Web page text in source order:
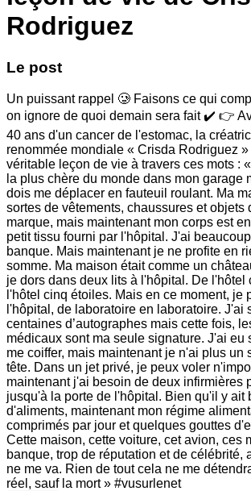
Rodriguez
Le post
Un puissant rappel 🥲 Faisons ce qui
on ignore de quoi demain sera fait ✔️ 👉
40 ans d'un cancer de l'estomac, la
renommée mondiale « Crisda Rodriguez
véritable leçon de vie à travers ces mots :
la plus chère du monde dans mon garage
dois me déplacer en fauteuil roulant. Ma
sortes de vêtements, chaussures et objets
marque, mais maintenant mon corps est
petit tissu fourni par l'hôpital. J'ai
banque. Mais maintenant je ne profite en
somme. Ma maison était comme un
je dors dans deux lits à l'hôpital. De l'hôtel
l'hôtel cinq étoiles. Mais en ce moment, je
l'hôpital, de laboratoire en laboratoire. J'ai
centaines d’autographes mais cette fois,
médicaux sont ma seule signature. J'ai eu
me coiffer, mais maintenant je n'ai plus un
tête. Dans un jet privé, je peux voler
maintenant j'ai besoin de deux infirmières
jusqu'à la porte de l'hôpital. Bien qu'il y ait
d'aliments, maintenant mon régime
comprimés par jour et quelques gouttes
Cette maison, cette voiture, cet avion, ces
banque, trop de réputation et de célébrité,
ne me va. Rien de tout cela ne me
réel, sauf la mort » #vusurlenet